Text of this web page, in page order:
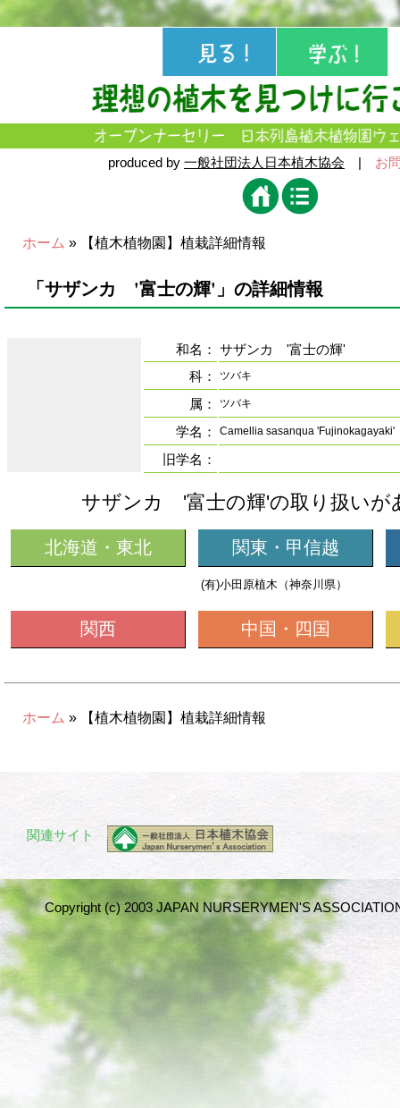
produced by 一般社団法人日本植木協会 | お
ホーム » 【植木植物園】植栽詳細情報
「サザンカ '富士の輝'」の詳細情報
和名： サザンカ '富士の輝'
科：
ツバキ
属： ツバキ
学名： Camellia sasanqua 'Fujinokagayaki'
旧学名：
サザンカ '富士の輝'の取り扱いが
北海道・東北 関東・甲信越
(有)小田原植木（神奈川県）
関西 中国・四国
ホーム » 【植木植物園】植栽詳細情報
関連サイト
Copyright (c) 2003 JAPAN NURSERYMEN'S